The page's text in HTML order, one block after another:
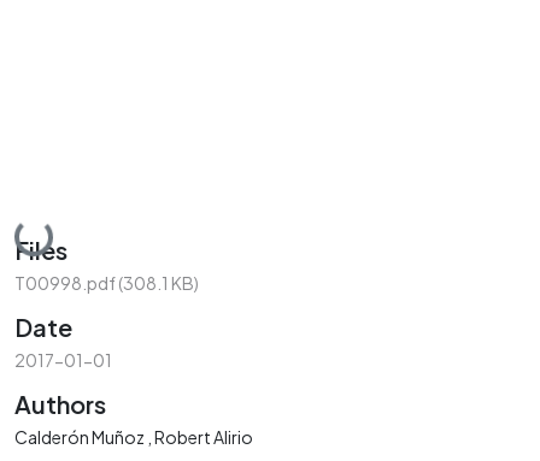
Loading...
Files
T00998.pdf(308.1 KB)
Date
2017-01-01
Authors
Calderón Muñoz , Robert Alirio